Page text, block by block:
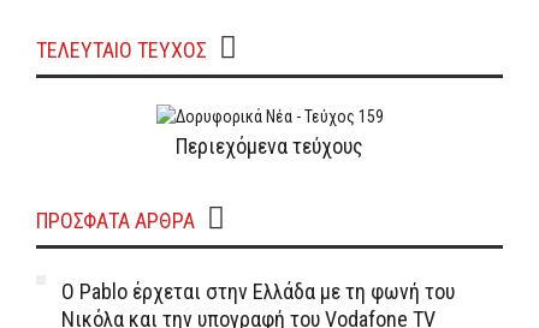
ΤΕΛΕΥΤΑΙΟ ΤΕΥΧΟΣ
Περιεχόμενα τεύχους
ΠΡΌΣΦΑΤΑ ΆΡΘΡΑ
Ο Pablo έρχεται στην Ελλάδα με τη φωνή του
Νικόλα και την υπογραφή του Vodafone TV